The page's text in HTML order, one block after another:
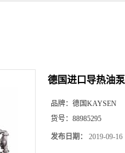
德国进口导热油泵
品牌： 德国KAYSEN
货号： 88985295
发布日期： 2019-09-16